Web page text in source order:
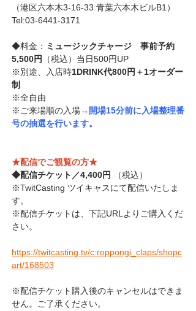
（港区六本木3-16-33 青葉六本木ビルB1）
Tel:03-6441-3171
◆料金： ミュージックチャージ　事前予約
5,500円
（税込）当日500円UP
※別途、入店時1DRINK代800円＋1オーダー
制
※全自由
※ご来場順の入場→開場15分前に入場整理番
号の抽選を行います。
★配信でご観覧の方★
◆配信チケット／4,400円
（税込）
※TwitCasting ツイキャスにて配信いたしま
す。
※配信チケットは、下記URLよりご購入くだ
さい。
https://twitcasting.tv/c:roppongi_claps/shopc
art/168503
※配信チケット購入後のキャンセルはできま
せん。ご了承ください。